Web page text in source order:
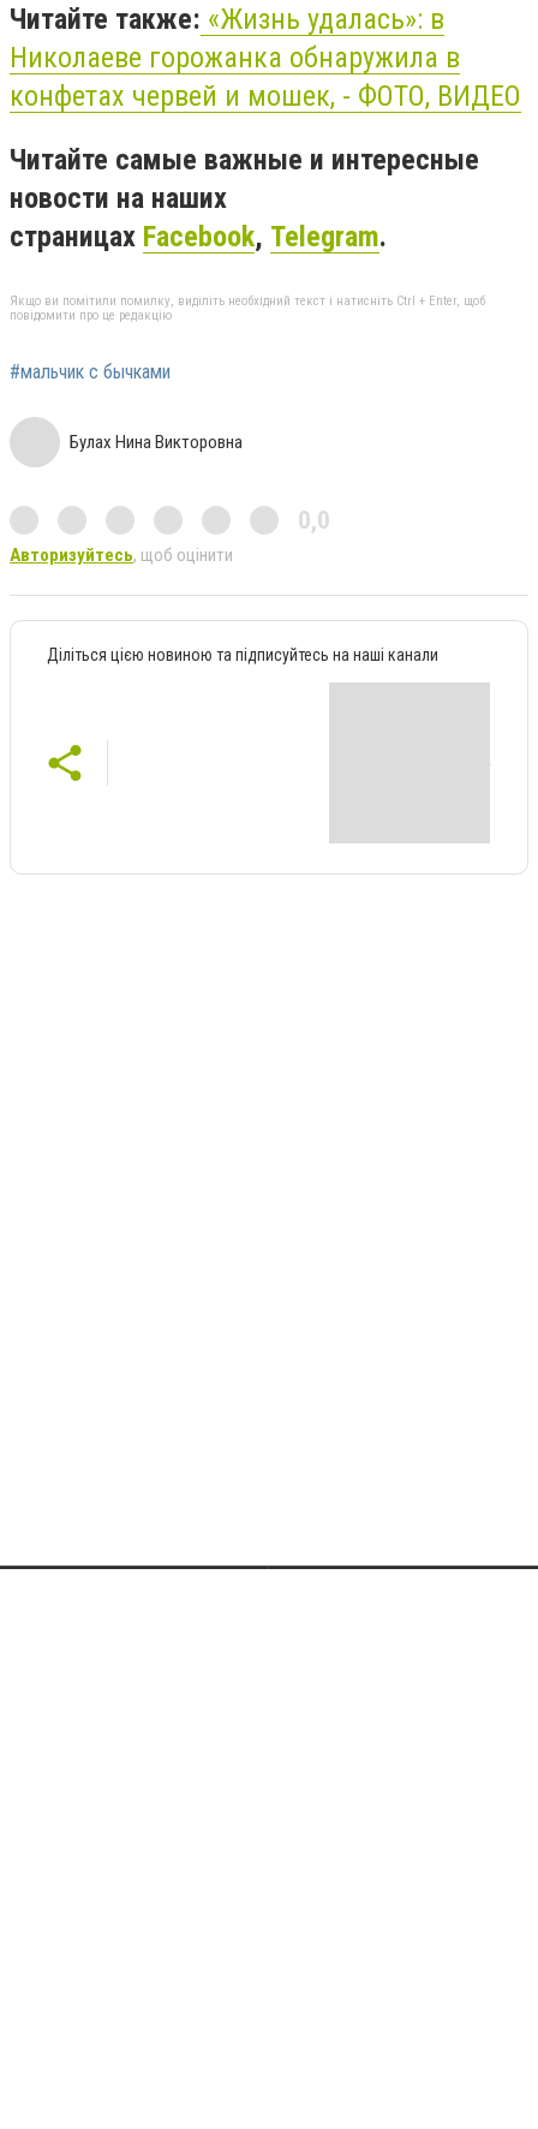
Читайте также: «Жизнь удалась»: в
Николаеве горожанка обнаружила в
конфетах червей и мошек, - ФОТО, ВИДЕО
Читайте самые важные и интересные
новости на наших
страницах Facebook, Telegram.
Якщо ви помітили помилку, виділіть необхідний текст і натисніть Ctrl + Enter, щоб
повідомити про це редакцію
#мальчик с бычками
Булах Нина Викторовна
0,0
Авторизуйтесь, щоб оцінити
Діліться цією новиною та підписуйтесь на наші канали